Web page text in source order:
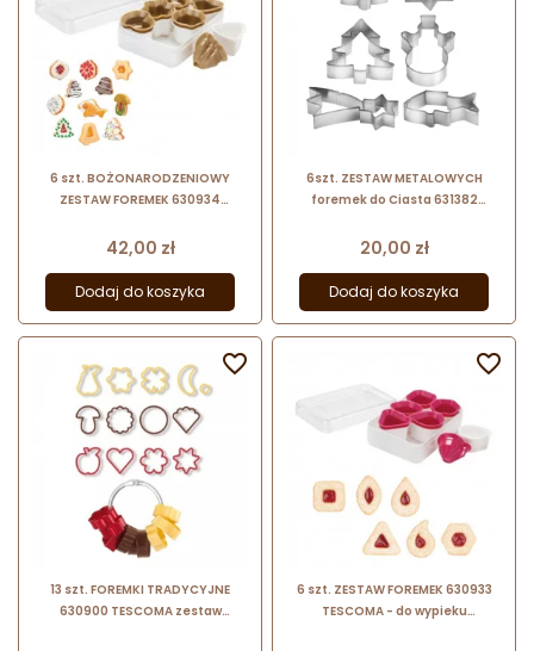
6 szt. BOŻONARODZENIOWY
ZESTAW FOREMEK 630934
nowoczesnych ciasteczek z
Cena
42,00 zł
Dodaj do koszyka
6szt. ZESTAW METALOWYCH
foremek do Ciasta 631382
Cena
20,00 zł
Dodaj do koszyka
13 szt. FOREMKI TRADYCYJNE
630900 TESCOMA zestaw

6 szt. ZESTAW FOREMEK 630933
TESCOMA - do wypieku
